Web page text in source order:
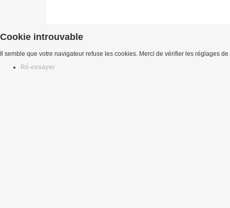
Cookie introuvable
Il semble que votre navigateur refuse les cookies. Merci de vérifier les réglages
Ré-essayer